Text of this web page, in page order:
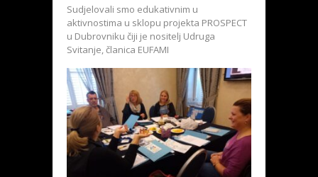
Sudjelovali smo edukativnim u
aktivnostima u sklopu projekta PROSPECT
u Dubrovniku čiji je nositelj Udruga
Svitanje, članica EUFAMI